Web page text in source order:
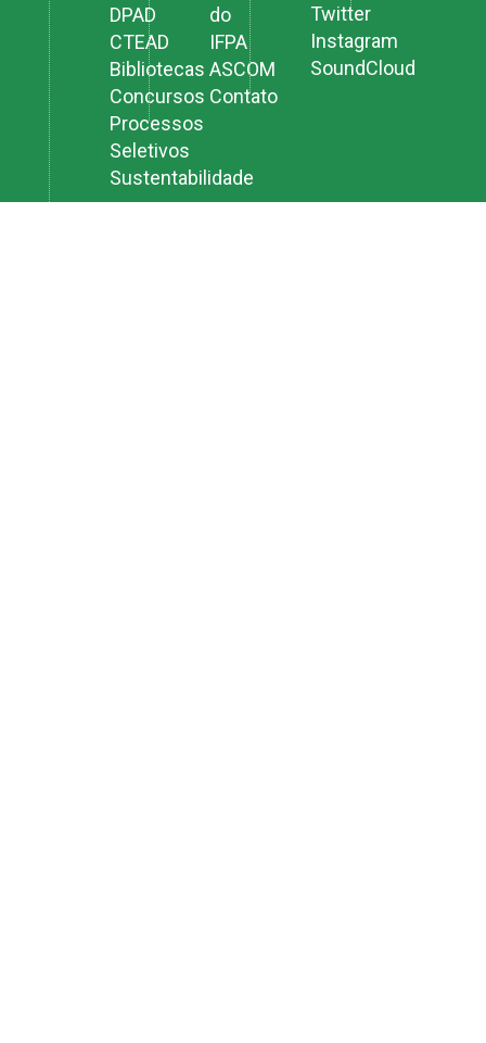
DPAD
CTEAD
Bibliotecas
Concursos
Processos
Seletivos
Sustentabilidade
do
IFPA
ASCOM
Contato
Twitter
Instagram
SoundCloud